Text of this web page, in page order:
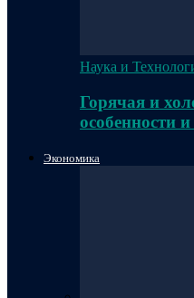
Наука и
Горячая и
особенности
Экономика